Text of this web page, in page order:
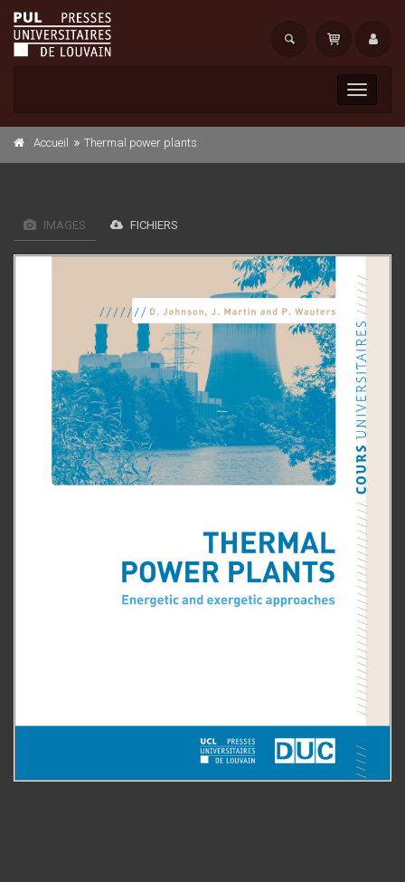
Toggle
Accueil Thermal power plants
IMAGES FICHIERS